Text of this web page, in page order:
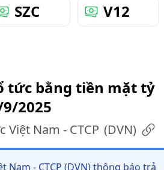
SZC
V12
tức bằng tiền mặt tỷ
2025
Việt Nam - CTCP (DVN)
Nam - CTCP (DVN) thông báo trả